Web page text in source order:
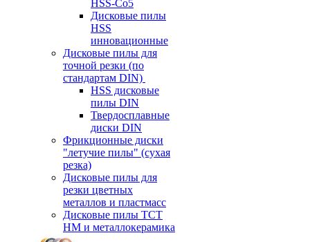
HSS-Co5
Дисковые пилы
HSS
инновационные
Дисковые пилы для
точной резки (по
стандартам DIN)
HSS дисковые
пилы DIN
Твердосплавные
диски DIN
Фрикционные диски
"летучие пилы" (сухая
резка)
Дисковые пилы для
резки цветных
металлов и пластмасс
Дисковые пилы ТСТ
НМ и металлокерамика